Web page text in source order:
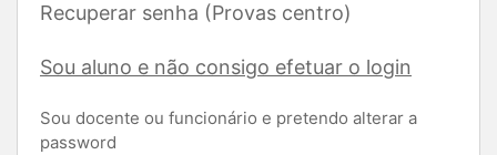
Recuperar senha (Provas centro)
Sou aluno e não consigo efetuar o login
Sou docente ou funcionário e pretendo alterar a
password